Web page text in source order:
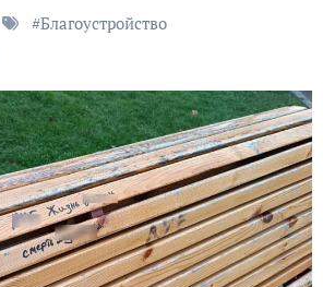
#Благоустройство